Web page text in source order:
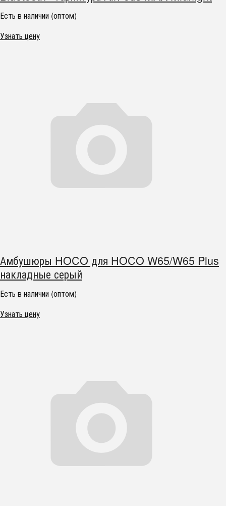
Есть в наличии (оптом)
Узнать цену
Амбушюры HOCO для HOCO W65/W65 Plus
накладные серый
Есть в наличии (оптом)
Узнать цену